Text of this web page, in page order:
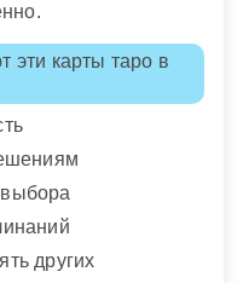
эти карты таро в
других